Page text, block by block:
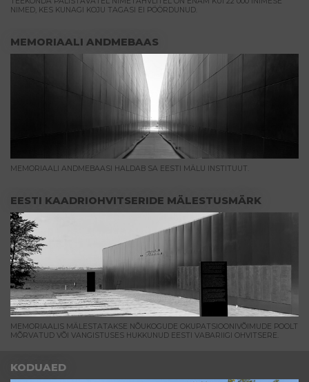
NIMED, KES KUNAGI KOJU TAGASI EI PÖÖRDUNUD.
MEMORIAALI ANDMEBAAS
MEMORIAALI ANDMEBAASI HALDAB SA EESTI MÄLU INSTITUUT.
EESTI KAADRIOHVITSERIDE MÄLESTUSMÄRK
MEMORIAALIS MÄLESTATAKSE NÕUKOGUDE OKUPATSIOONIVÕIMUDE POOLT
MÕRVATUD VÕI VANGISTUSES HUKKUNUD EESTI VABARIIGI OHVITSERE.
KODUAED